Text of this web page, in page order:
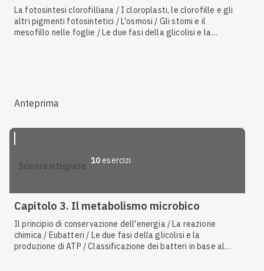
La fotosintesi clorofilliana / I cloroplasti, le clorofille e gli
altri pigmenti fotosintetici / L'osmosi / Gli stomi e il
mesofillo nelle foglie / Le due fasi della glicolisi e la
Anteprima
scienze integrate
10 esercizi
Capitolo 3. Il metabolismo microbico
Il principio di conservazione dell'energia / La reazione
chimica / Eubatteri / Le due fasi della glicolisi e la
produzione di ATP / Classificazione dei batteri in base al